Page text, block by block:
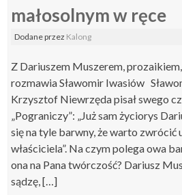
małosolnym w ręce
Dodaneprzez Kalong
Z Dariuszem Muszerem,
rozmawia Sławomir Iwasiów
Krzysztof Niewrzęda pisał swego
„Pograniczy”: „Już sam życiorys
się na tyle barwny, że warto zwrócić
właściciela”. Na czym polega owa
ona na Pana twórczość? Dariusz
sądzę, […]